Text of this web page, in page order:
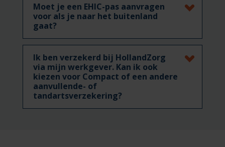
Moet je een EHIC-pas aanvragen
voor als je naar het buitenland
gaat?
Ik ben verzekerd bij HollandZorg
via mijn werkgever. Kan ik ook
kiezen voor Compact of een andere
aanvullende- of
tandartsverzekering?